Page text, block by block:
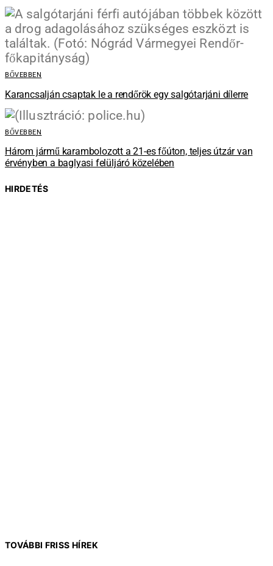
BŐVEBBEN
Karancsalján csaptak le a rendőrök egy salgótarjáni dílerre
BŐVEBBEN
Három jármű karambolozott a 21-es főúton, teljes útzár van
érvényben a baglyasi felüljáró közelében
HIRDETÉS
TOVÁBBI FRISS HÍREK